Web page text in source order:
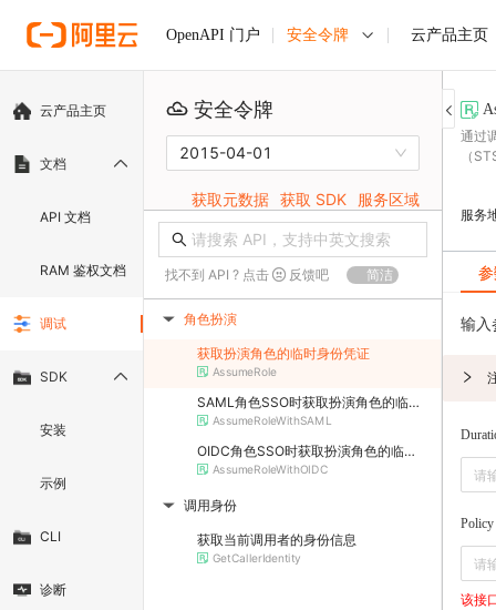
OpenAPI 门户 安全令牌 云产品主页
云产品主页
文档
API 文档
RAM 鉴权文档
调试
SDK
安装
示例
CLI
诊断
安全令牌
2015-04-01
获取元数据 获取 SDK 服务区域
找不到 API ? 点击 反馈吧 简洁
▶ 角色扮演
获取扮演角色的临时身份凭证
AssumeRole
SAML角色SSO时获取扮演角色的临时身份凭证
AssumeRoleWithSAML
OIDC角色SSO时获取扮演角色的临时身份凭证
AssumeRoleWithOIDC
▶ 调用身份
获取当前调用者的身份信息
GetCallerIdentity
通过
（
服务
输入
Policy
该接